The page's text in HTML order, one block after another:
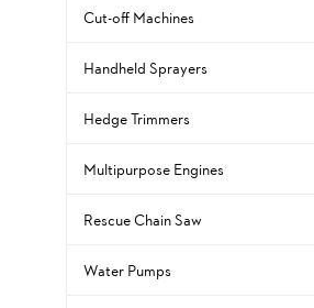
Cut-off Machines
Handheld Sprayers
Hedge Trimmers
Multipurpose Engines
Rescue Chain Saw
Water Pumps